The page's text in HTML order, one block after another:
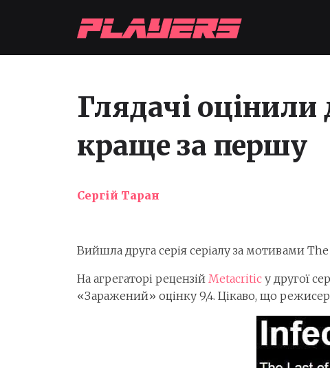
Глядачі оцінили
краще за першу
Сергій Таран
Вийшла друга серія серіалу за мотивами
На агрегаторі рецензій Metacritic у другої
«Заражений» оцінку 9,4. Цікаво, що